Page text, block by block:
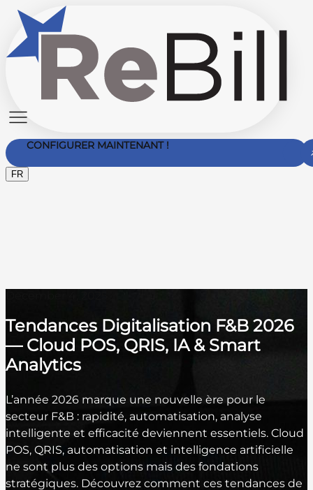
CONFIGURER MAINTENANT !
FR
Tendances Digitalisation F&B 2026
— Cloud POS, QRIS, IA & Smart
Analytics
L’année 2026 marque une nouvelle ère pour le
secteur F&B : rapidité, automatisation, analyse
intelligente et efficacité deviennent essentiels. Cloud
POS, QRIS, automatisation et intelligence artificielle
ne sont plus des options mais des fondations
stratégiques. Découvrez comment ces tendances de